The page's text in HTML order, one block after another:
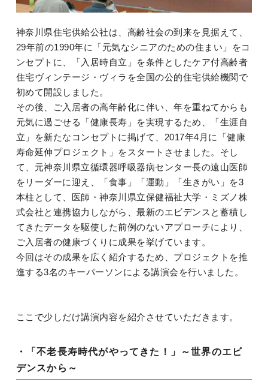
神奈川県住宅供給公社は、高齢社会の到来を見据えて、
29年前の1990年に「元気なシニアのための住まい」をコ
ンセプトに、「入居時自立」を条件としたケア付高齢者
住宅ヴィンテージ・ヴィラを全国の公的住宅供給機関で
初めて開設しました。
その後、ご入居者の高年齢化に伴い、年を重ねてからも
元気に過ごせる「健康長寿」を実現するため、「生涯自
立」を新たなコンセプトに掲げて、2017年4月に「健康
寿命延伸プロジェクト」をスタートさせました。そし
て、元神奈川県立循環器呼吸器病センター長の遠山医師
をリーダーに迎え、「食事」「運動」「生きがい」を3
本柱として、医師・神奈川県立保健福祉大学・ミズノ株
式会社と連携協力しながら、最新のエビデンスと蓄積し
てきたデータを駆使した前例のないアプローチにより、
ご入居者の健康づくりに成果を挙げています。
今回はその成果を広く紹介するため、プロジェクトを推
進する3名のキーパーソンによる講演会を行いました。
ここで少しだけ講演内容を紹介させていただきます。
・「不老長寿時代がやってきた！」～世界のエビ
デンスから～